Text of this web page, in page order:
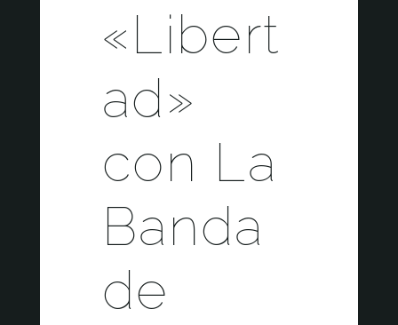
«Libert
ad»
con La
Banda
de